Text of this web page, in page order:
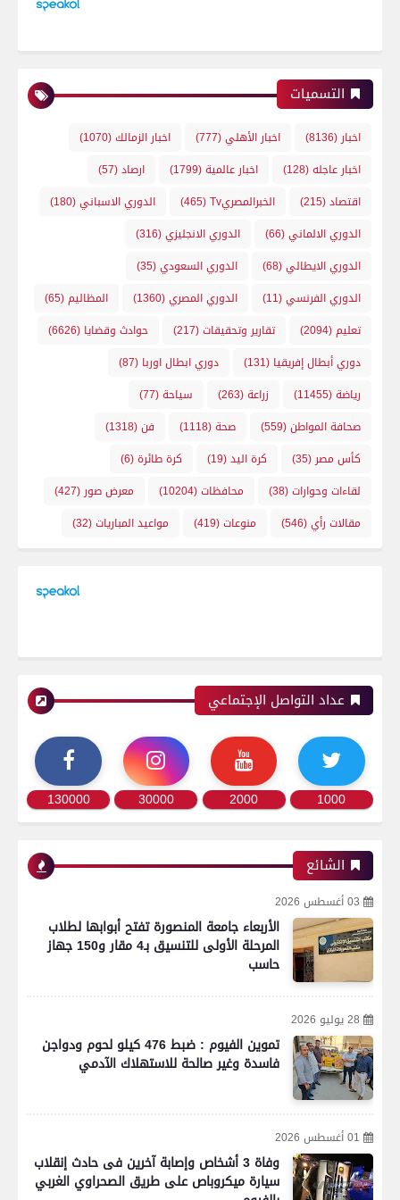
التسميات
اخبار (8136) اخبار الأهلي(777) اخبار الزمالك(1070)
اخبار عاجله(128) اخبار عالمية(1799) ارصاد(57)
اقتصاد(215) الخبرالمصريTv (465) الدوري الاسباني(180)
الدوري الالماني(66) الدوري الانجليزي(316)
الدوري الايطالي(68) الدوري السعودي(35)
الدوري الفرنسي(11) الدوري المصري(1360) المظاليم(65)
تعليم(2094) تقارير وتحقيقات(217) حوادث وقضايا (6626)
دوري أبطال إفريقيا (131) دوري ابطال اوربا (87)
رياضة(11455) زراعة(263) سياحة(77)
صحافة المواطن(559) صحة(1118) فن(1318)
كأس مصر (35) كرة اليد(19) كرة طائرة(6)
لقاءات وحوارات(38) محافظات(10204) معرض صور (427)
مقالات رأي(546) منوعات(419) مواعيد المباريات(32)
عداد التواصل الإجتماعي
1000
2000
30000
130000
الشائع
03 أغسطس 2026
الأربعاء جامعة المنصورة تفتح أبوابها لطلاب
المرحلة الأولى للتنسيق بـ4 مقار و150 جهاز
حاسب
28 يوليو 2026
تموين الفيوم : ضبط 476 كيلو لحوم ودواجن
فاسدة وغير صالحة للاستهلاك الآدمي
01 أغسطس 2026
وفاة 3 أشخاص وإصابة آخرين فى حادث إنقلاب
سيارة ميكروباص على طريق الصحراوي الغربي